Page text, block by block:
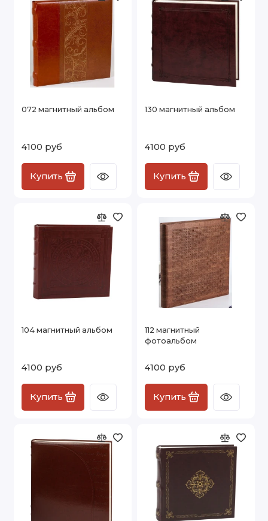
072 магнитный альбом
4100 руб
Купить
130 магнитный альбом
4100 руб
Купить
104 магнитный альбом
4100 руб
Купить
112 магнитный
фотоальбом
4100 руб
Купить